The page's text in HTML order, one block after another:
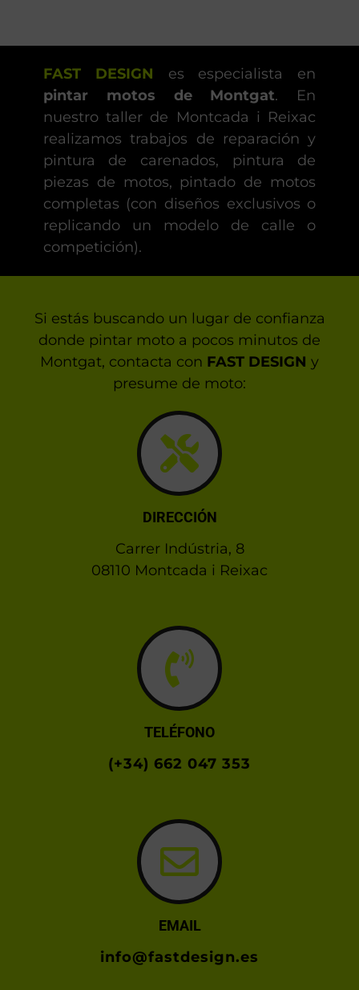
FAST DESIGN es especialista en
pintar motos de Montgat. En
nuestro taller de Montcada i Reixac
realizamos trabajos de reparación y
pintura de carenados, pintura de
piezas de motos, pintado de motos
completas (con diseños exclusivos o
replicando un modelo de calle o
competición).
Si estás buscando un lugar de confianza
donde pintar moto a pocos minutos de
Montgat, contacta con FAST DESIGN y
presume de moto:
DIRECCIÓN
Carrer Indústria, 8
08110 Montcada i Reixac
TELÉFONO
(+34) 662 047 353
EMAIL
info@fastdesign.es